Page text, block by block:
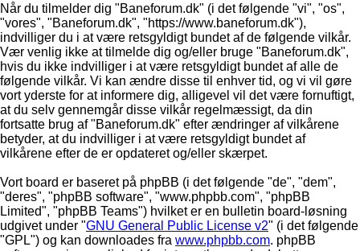
Når du tilmelder dig "Baneforum.dk" (i det følgende "vi", "os",
"vores", "Baneforum.dk", "https://www.baneforum.dk"),
indvilliger du i at være retsgyldigt bundet af de følgende vilkår.
Vær venlig ikke at tilmelde dig og/eller bruge "Baneforum.dk",
hvis du ikke indvilliger i at være retsgyldigt bundet af alle de
følgende vilkår. Vi kan ændre disse til enhver tid, og vi vil gøre
vort yderste for at informere dig, alligevel vil det være fornuftigt,
at du selv gennemgår disse vilkår regelmæssigt, da din
fortsatte brug af "Baneforum.dk" efter ændringer af vilkårene
betyder, at du indvilliger i at være retsgyldigt bundet af
vilkårene efter de er opdateret og/eller skærpet.
Vort board er baseret på phpBB (i det følgende "de", "dem",
"deres", "phpBB software", "www.phpbb.com", "phpBB
Limited", "phpBB Teams") hvilket er en bulletin board-løsning
udgivet under "GNU General Public License v2" (i det følgende
"GPL") og kan downloades fra www.phpbb.com. phpBB